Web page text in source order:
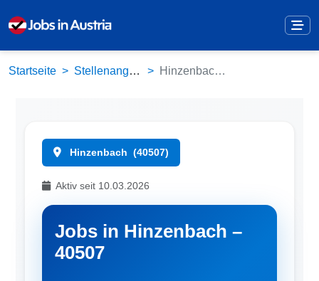
Startseite Stellenangebote Hinzenbach (40507)
Hinzenbach (40507)
Aktiv seit 10.03.2026
Jobs in Hinzenbach –
40507